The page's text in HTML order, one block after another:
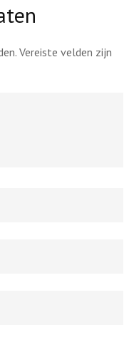
Vereiste velden zijn